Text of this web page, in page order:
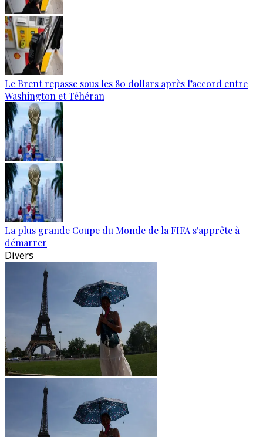
Le Brent repasse sous les 80 dollars après l’accord entre
Washington et Téhéran
La plus grande Coupe du Monde de la FIFA s'apprête à
démarrer
Divers